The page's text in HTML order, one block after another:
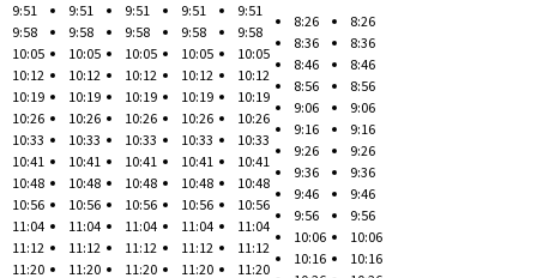
9:51
9:58
10:05
10:12
10:19
10:26
10:33
10:41
10:48
10:56
11:04
11:12
11:20
9:51
9:58
10:05
10:12
10:19
10:26
10:33
10:41
10:48
10:56
11:04
11:12
11:20
9:51
9:58
10:05
10:12
10:19
10:26
10:33
10:41
10:48
10:56
11:04
11:12
11:20
9:51
9:58
10:05
10:12
10:19
10:26
10:33
10:41
10:48
10:56
11:04
11:12
11:20
9:51
9:58
10:05
10:12
10:19
10:26
10:33
10:41
10:48
10:56
11:04
11:12
11:20
8:26
8:36
8:46
8:56
9:06
9:16
9:26
9:36
9:46
9:56
10:06
10:16
8:26
8:36
8:46
8:56
9:06
9:16
9:26
9:36
9:46
9:56
10:06
10:16